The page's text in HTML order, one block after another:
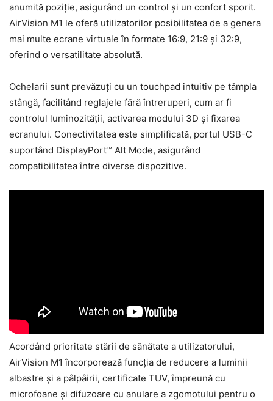
anumită poziție, asigurând un control și un confort sporit.
AirVision M1 le oferă utilizatorilor posibilitatea de a genera
mai multe ecrane virtuale în formate 16:9, 21:9 și 32:9,
oferind o versatilitate absolută.
Ochelarii sunt prevăzuți cu un touchpad intuitiv pe tâmpla
stângă, facilitând reglajele fără întreruperi, cum ar fi
controlul luminozității, activarea modului 3D și fixarea
ecranului. Conectivitatea este simplificată, portul USB-C
suportând DisplayPort™ Alt Mode, asigurând
compatibilitatea între diverse dispozitive.
Acordând prioritate stării de sănătate a utilizatorului,
AirVision M1 încorporează funcția de reducere a luminii
albastre și a pâlpâirii, certificate TUV, împreună cu
microfoane și difuzoare cu anulare a zgomotului pentru o